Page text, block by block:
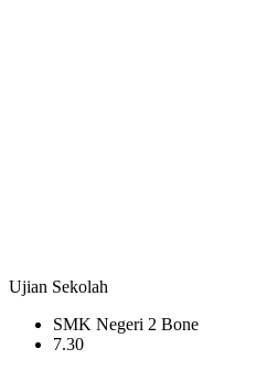
Ujian Sekolah
SMK Negeri 2 Bone
7.30